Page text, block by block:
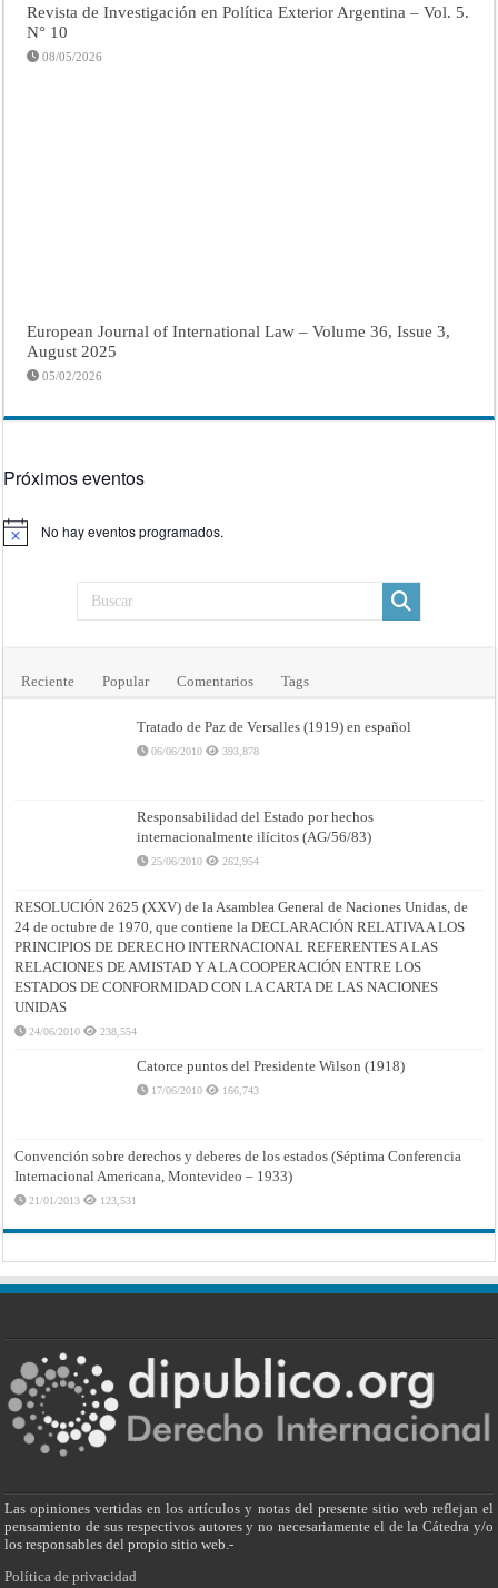
Revista de Investigación en Política Exterior Argentina – Vol. 5.
N° 10
08/05/2026
European Journal of International Law – Volume 36, Issue 3,
August 2025
05/02/2026
Próximos eventos
Aviso No hay eventos programados.
Reciente Popular Comentarios Tags
Tratado de Paz de Versalles (1919) en español
06/06/2010 393,878
Responsabilidad del Estado por hechos
internacionalmente ilícitos (AG/56/83)
25/06/2010 262,954
RESOLUCIÓN 2625 (XXV) de la Asamblea General de Naciones Unidas, de
24 de octubre de 1970, que contiene la DECLARACIÓN RELATIVA A LOS
PRINCIPIOS DE DERECHO INTERNACIONAL REFERENTES A LAS
RELACIONES DE AMISTAD Y A LA COOPERACIÓN ENTRE LOS
ESTADOS DE CONFORMIDAD CON LA CARTA DE LAS NACIONES
UNIDAS
24/06/2010 238,554
Catorce puntos del Presidente Wilson (1918)
17/06/2010 166,743
Convención sobre derechos y deberes de los estados (Séptima Conferencia
Internacional Americana, Montevideo – 1933)
21/01/2013 123,531
Las opiniones vertidas en los artículos y notas del presente sitio web reflejan el
pensamiento de sus respectivos autores y no necesariamente el de la Cátedra y/o
los responsables del propio sitio web.-
Política de privacidad